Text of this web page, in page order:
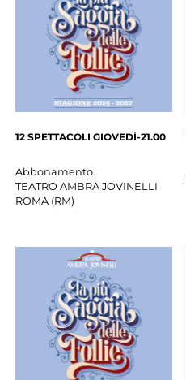
12 SPETTACOLI GIOVEDÌ-21.00
Abbonamento
TEATRO AMBRA JOVINELLI
ROMA (RM)